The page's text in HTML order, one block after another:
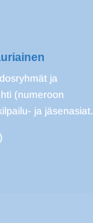
ja
(numeroon
ja jäsenasiat.